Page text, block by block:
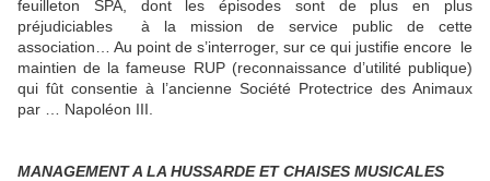
feuilleton SPA, dont les épisodes sont de plus en plus
préjudiciables
à la mission de service public de cette
association… Au point de s’interroger, sur ce qui justifie encore le
maintien de la fameuse RUP (reconnaissance d’utilité publique)
qui fût consentie à l’ancienne Société Protectrice des Animaux
par … Napoléon III.
MANAGEMENT A LA HUSSARDE ET CHAISES MUSICALES